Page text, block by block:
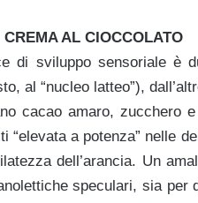
AL CIOCCOLATO
di sviluppo sensoriale è
al “nucleo latteo”),
cacao amaro, zucchero e
a potenza” nelle
dell’arancia. Un
speculari, sia